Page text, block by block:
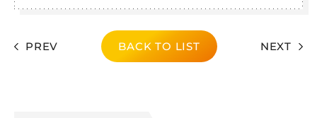
PREV BACK TO LIST NEXT